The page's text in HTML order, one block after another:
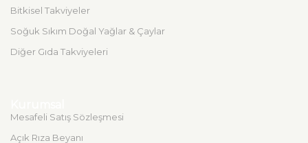
Bitkisel Takviyeler
Soğuk Sıkım Doğal Yağlar & Çaylar
Diğer Gıda Takviyeleri
Mesafeli Satış Sözleşmesi
Açık Rıza Beyanı